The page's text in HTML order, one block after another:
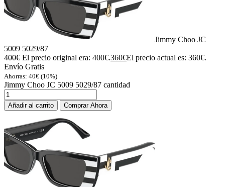
Jimmy Choo JC
5009 5029/87
400€ El precio original era: 400€.360€El precio actual es: 360€.
Envío Gratis
Ahorras: 40€ (10%)
Jimmy Choo JC 5009 5029/87 cantidad
Añadir al carrito Comprar Ahora